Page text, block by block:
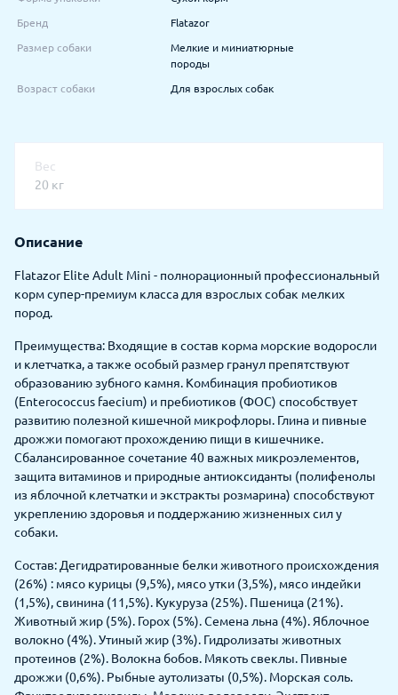
Бренд Flatazor
Размер собаки
Мелкие и миниатюрные
породы
Возраст собаки Для взрослых собак
Вес
20 кг
Описание
Flatazor Elite Adult Mini - полнорационный профессиональный
корм супер-премиум класса для взрослых собак мелких
пород.
Преимущества: Входящие в состав корма морские водоросли
и клетчатка, а также особый размер гранул препятствуют
образованию зубного камня. Комбинация пробиотиков
(Enterococcus faecium) и пребиотиков (ФОС) способствует
развитию полезной кишечной микрофлоры. Глина и пивные
дрожжи помогают прохождению пищи в кишечнике.
Сбалансированное сочетание 40 важных микроэлементов,
защита витаминов и природные антиоксиданты (полифенолы
из яблочной клетчатки и экстракты розмарина) способствуют
укреплению здоровья и поддержанию жизненных сил у
собаки.
Состав: Дегидратированные белки животного происхождения
(26%) : мясо курицы (9,5%), мясо утки (3,5%), мясо индейки
(1,5%), свинина (11,5%). Кукуруза (25%). Пшеница (21%).
Животный жир (5%). Горох (5%). Семена льна (4%). Яблочное
волокно (4%). Утиный жир (3%). Гидролизаты животных
протеинов (2%). Волокна бобов. Мякоть свеклы. Пивные
дрожжи (0,6%). Рыбные аутолизаты (0,5%). Морская соль.